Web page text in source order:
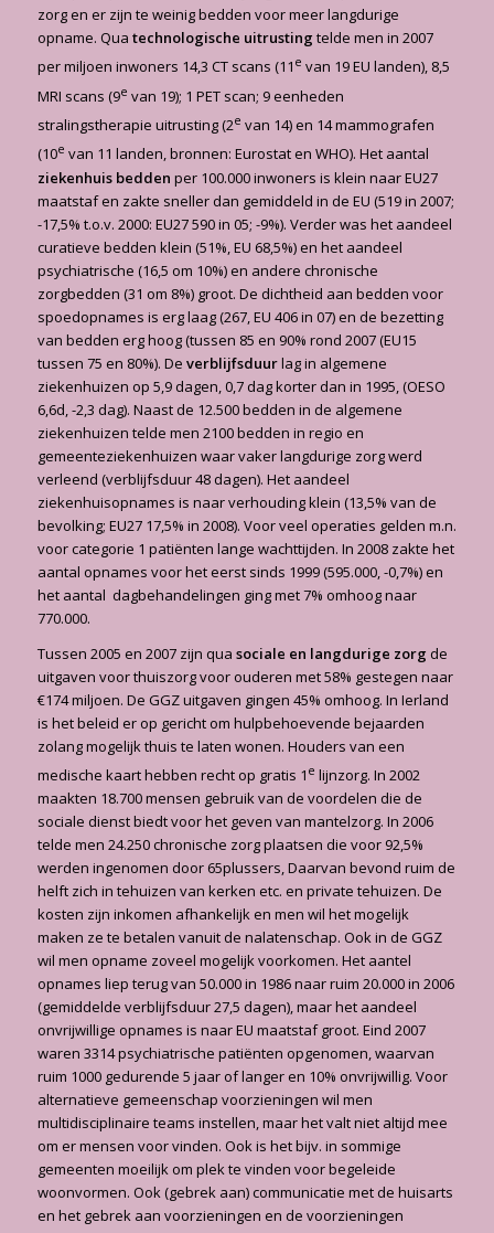
zorg en er zijn te weinig bedden voor meer langdurige
opname. Qua technologische uitrusting telde men in 2007
per miljoen inwoners 14,3 CT scans (11 e van 19 EU landen), 8,5
MRI scans (9e van 19); 1 PET scan; 9 eenheden
stralingstherapie uitrusting (2e van 14) en 14 mammografen
(10e van 11 landen, bronnen: Eurostat en WHO). Het aantal
ziekenhuis bedden per 100.000 inwoners is klein naar EU27
maatstaf en zakte sneller dan gemiddeld in de EU (519 in 2007;
-17,5% t.o.v. 2000: EU27 590 in 05; -9%). Verder was het aandeel
curatieve bedden klein (51%, EU 68,5%) en het aandeel
psychiatrische (16,5 om 10%) en andere chronische
zorgbedden (31 om 8%) groot. De dichtheid aan bedden voor
spoedopnames is erg laag (267, EU 406 in 07) en de bezetting
van bedden erg hoog (tussen 85 en 90% rond 2007 (EU15
tussen 75 en 80%). De verblijfsduurlag in algemene
ziekenhuizen op 5,9 dagen, 0,7 dag korter dan in 1995, (OESO
6,6d, -2,3 dag). Naast de 12.500 bedden in de algemene
ziekenhuizen telde men 2100 bedden in regio en
gemeenteziekenhuizen waar vaker langdurige zorg werd
verleend (verblijfsduur 48 dagen). Het aandeel
ziekenhuisopnames is naar verhouding klein (13,5% van de
bevolking; EU27 17,5% in 2008). Voor veel operaties gelden m.n.
voor categorie 1 patiënten lange wachttijden. In 2008 zakte het
aantal opnames voor het eerst sinds 1999 (595.000, -0,7%) en
het aantal dagbehandelingen ging met 7% omhoog naar
770.000.
Tussen 2005 en 2007 zijn qua sociale en langdurige zorg de
uitgaven voor thuiszorg voor ouderen met 58% gestegen naar
€174 miljoen. De GGZ uitgaven gingen 45% omhoog. In Ierland
is het beleid er op gericht om hulpbehoevende bejaarden
zolang mogelijk thuis te laten wonen. Houders van een
medische kaart hebben recht op gratis 1 e lijnzorg. In 2002
maakten 18.700 mensen gebruik van de voordelen die de
sociale dienst biedt voor het geven van mantelzorg. In 2006
telde men 24.250 chronische zorg plaatsen die voor 92,5%
werden ingenomen door 65plussers, Daarvan bevond ruim de
helft zich in tehuizen van kerken etc. en private tehuizen. De
kosten zijn inkomen afhankelijk en men wil het mogelijk
maken ze te betalen vanuit de nalatenschap. Ook in de GGZ
wil men opname zoveel mogelijk voorkomen. Het aantel
opnames liep terug van 50.000 in 1986 naar ruim 20.000 in 2006
(gemiddelde verblijfsduur 27,5 dagen), maar het aandeel
onvrijwillige opnames is naar EU maatstaf groot. Eind 2007
waren 3314 psychiatrische patiënten opgenomen, waarvan
ruim 1000 gedurende 5 jaar of langer en 10% onvrijwillig. Voor
alternatieve gemeenschap voorzieningen wil men
multidisciplinaire teams instellen, maar het valt niet altijd mee
om er mensen voor vinden. Ook is het bijv. in sommige
gemeenten moeilijk om plek te vinden voor begeleide
woonvormen. Ook (gebrek aan) communicatie met de huisarts
en het gebrek aan voorzieningen en de voorzieningen